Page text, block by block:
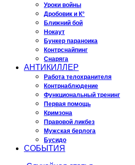
Уроки войны
Дробовик и К°
Ближний бой
Нокаут
Бункер параноика
Контрснайпинг
Снаряга
АНТИКИЛЛЕР
Работа телохранителя
Контрнаблюдение
Функциональный тренинг
Первая помощь
Кримзона
Правовой ликбез
Мужская берлога
Бусидо
СОБЫТИЯ